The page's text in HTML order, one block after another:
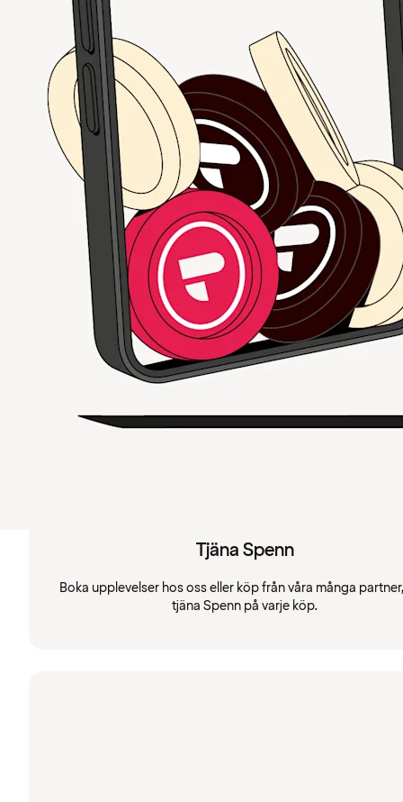
Tjäna Spenn
Boka upplevelser hos oss eller köp från våra många
tjäna Spenn på varje köp.